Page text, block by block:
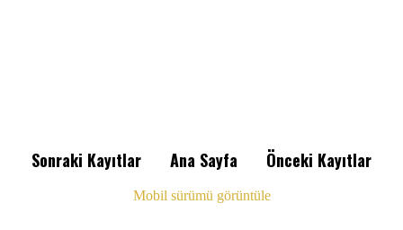
Sonraki Kayıtlar Önceki Kayıtlar
Ana Sayfa
Mobil sürümü görüntüle